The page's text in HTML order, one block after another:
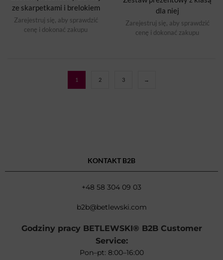
ze skarpetkami i brelokiem
Zarejestruj się, aby sprawdzić
cenę i dokonać zakupu
dla niej
Zarejestruj się, aby sprawdzić
cenę i dokonać zakupu
1 2 3 →
KONTAKT B2B
+48 58 304 09 03
b2b@betlewski.com
Godziny pracy BETLEWSKI® B2B Customer
Service:
Pon–pt: 8:00–16:00